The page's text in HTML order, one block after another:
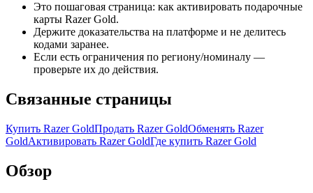
Это пошаговая страница: как активировать подарочные
карты Razer Gold.
Держите доказательства на платформе и не делитесь
кодами заранее.
Если есть ограничения по региону/номиналу —
проверьте их до действия.
Связанные страницы
Купить Razer GoldПродать Razer GoldОбменять Razer
GoldАктивировать Razer GoldГде купить Razer Gold
Обзор